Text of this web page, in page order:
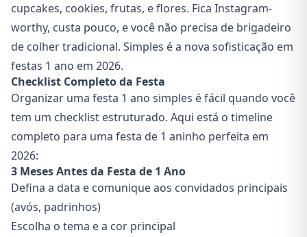
cupcakes, cookies, frutas, e flores. Fica Instagram-
worthy, custa pouco, e você não precisa de brigadeiro
de colher tradicional. Simples é a nova sofisticação em
festas 1 ano em 2026.
Checklist Completo da Festa
Organizar uma festa 1 ano simples é fácil quando você
tem um checklist estruturado. Aqui está o timeline
completo para uma festa de 1 aninho perfeita em
2026:
3 Meses Antes da Festa de 1 Ano
Defina a data e comunique aos convidados principais
(avós, padrinhos)
Escolha o tema e a cor principal